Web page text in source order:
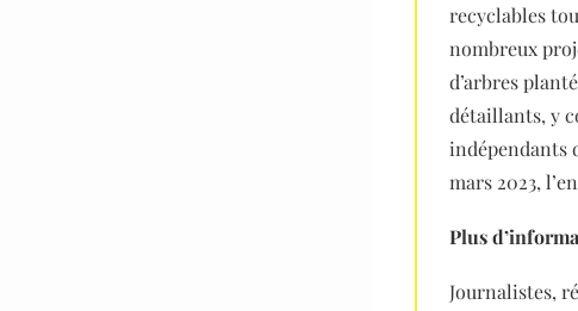
recyclables
nombreux
d’arbres
détaillants, y
indépendants
mars 2023,
Plus
Journalistes,